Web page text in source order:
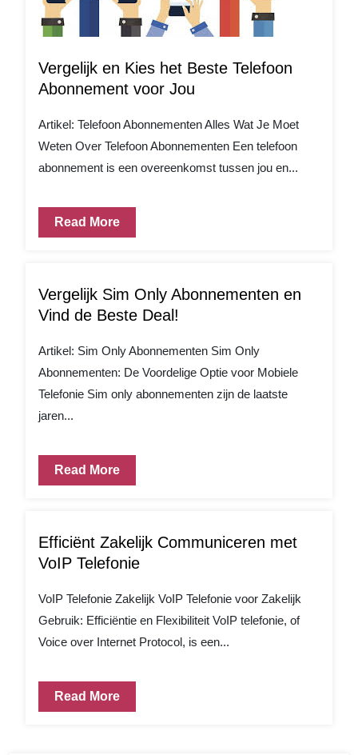
Vergelijk en Kies het Beste Telefoon
Abonnement voor Jou
Artikel: Telefoon Abonnementen Alles Wat Je Moet
Weten Over Telefoon Abonnementen Een telefoon
abonnement is een overeenkomst tussen jou en...
Read More
Vergelijk Sim Only Abonnementen en
Vind de Beste Deal!
Artikel: Sim Only Abonnementen Sim Only
Abonnementen: De Voordelige Optie voor Mobiele
Telefonie Sim only abonnementen zijn de laatste
jaren...
Read More
Efficiënt Zakelijk Communiceren met
VoIP Telefonie
VoIP Telefonie Zakelijk VoIP Telefonie voor Zakelijk
Gebruik: Efficiëntie en Flexibiliteit VoIP telefonie, of
Voice over Internet Protocol, is een...
Read More